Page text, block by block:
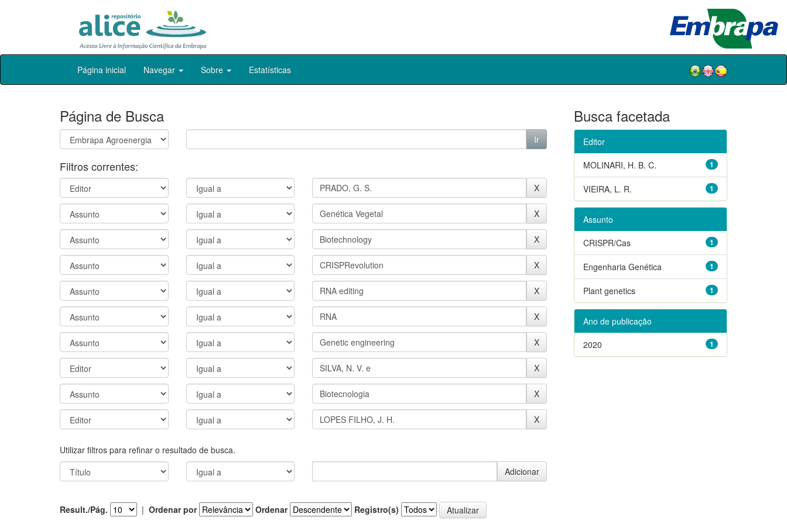
Skip
Página inicial Navegar Sobre Estatísticas
Página de Busca
Filtros correntes:
Utilizar filtros para refinar o resultado de busca.
Result./Pág. | Ordenar por Ordenar Registro(s)
Busca facetada
Editor
1
MOLINARI, H. B. C.
1
VIEIRA, L. R.
Assunto
1
CRISPR/Cas
1
Engenharia Genética
1
Plant genetics
Ano de publicação
1
2020